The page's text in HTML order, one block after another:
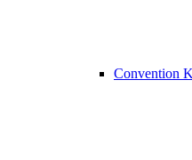
Convention